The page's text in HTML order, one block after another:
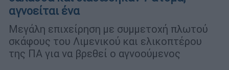
αγνοείται ένα
Μεγάλη επιχείρηση με συμμετοχή πλωτού
σκάφους του Λιμενικού και ελικοπτέρου
της ΠΑ για να βρεθεί ο αγνοούμενος